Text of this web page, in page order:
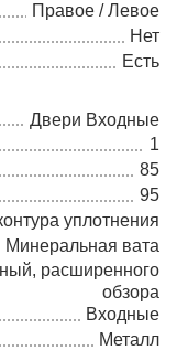
Правое / Левое
Нет
Есть
Двери Входные
1
85
95
уплотнения
Минеральная вата
расширенного
обзора
Входные
Металл